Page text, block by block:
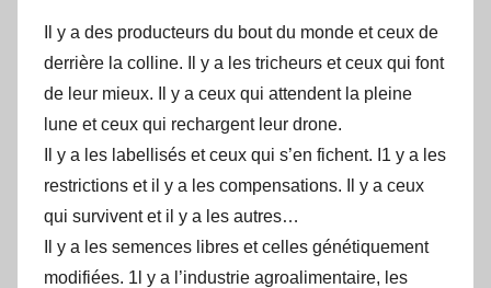
Il y a des producteurs du bout du monde et ceux de
derrière la colline. Il y a les tricheurs et ceux qui font
de leur mieux. Il y a ceux qui attendent la pleine
lune et ceux qui rechargent leur drone.
Il y a les labellisés et ceux qui s’en fichent. I1 y a les
restrictions et il y a les compensations. Il y a ceux
qui survivent et il y a les autres…
Il y a les semences libres et celles génétiquement
modifiées. 1l y a l’industrie agroalimentaire, les